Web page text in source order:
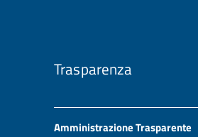
Trasparenza
Amministrazione Trasparente